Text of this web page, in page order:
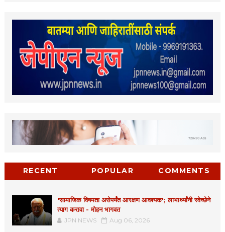
RECENT POPULAR COMMENTS
'सामाजिक विषमता असेपर्यंत आरक्षण आवश्यक'; लाभार्थ्यांनी स्वेच्छेने
त्याग करावा - मोहन भागवत
JPN NEWS Aug 06, 2026